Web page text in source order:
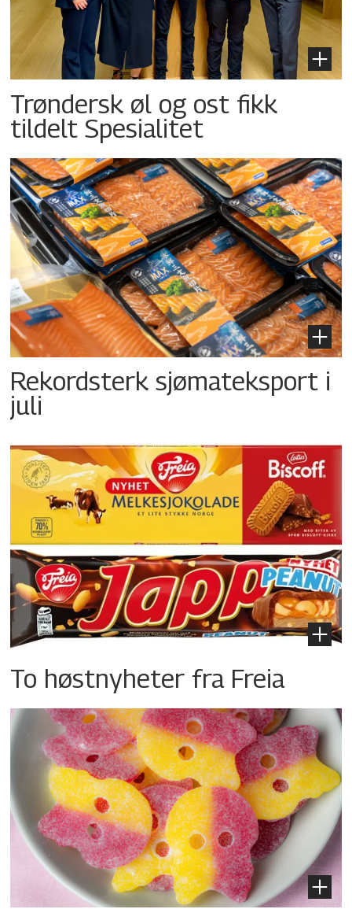
Trøndersk øl og ost fikk
tildelt Spesialitet
Rekordsterk sjømateksport i
juli
To høstnyheter fra Freia